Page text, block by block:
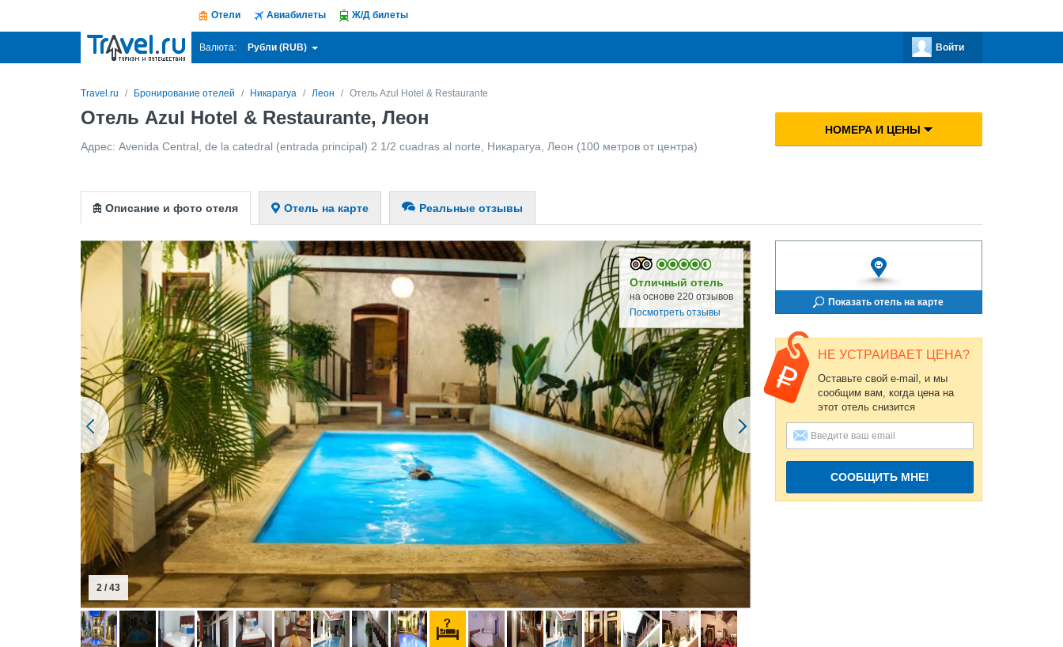
Отели Авиабилеты Ж/Д билеты
Валюта: Рубли (RUB) Войти
Travel.ru Бронирование отелей Никарагуа Леон Отель Azul Hotel & Restaurante
Отель Azul Hotel & Restaurante, Леон
Адрес: Avenida Central, de la catedral (entrada principal) 2 1/2 cuadras al norte Никарагуа Леон (100 метров от центра)
НОМЕРА И ЦЕНЫ
Описание и фото отеля Отель на карте Реальные отзывы
Отличный отель
на основе 220 отзывов
Посмотреть отзывы
2 / 43
Показать отель на карте
НЕ УСТРАИВАЕТ ЦЕНА?
Оставьте свой e-mail, и мы
сообщим вам, когда цена на
этот отель снизится
СООБЩИТЬ МНЕ!